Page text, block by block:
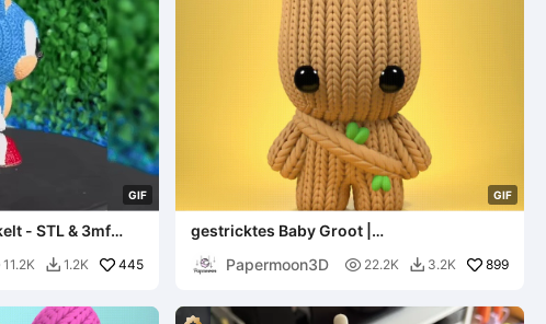
GIF
- STL & 3mf
11.2K  1.2K 445
GIF
gestricktes Baby Groot |
Papermoon3D
 22.2K  3.2K 899